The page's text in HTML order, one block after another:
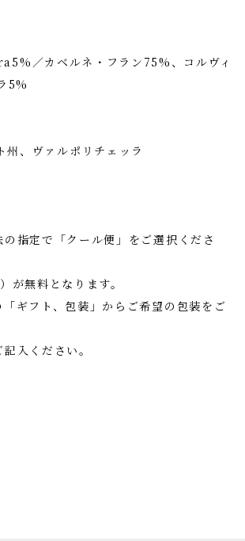
カベルネ・フラン75%、コルヴィ
5%
、ヴァルポリチェッラ
指定で「クール便」をご選択くださ
が無料となります。
ギフト、包装」からご希望の包装をご
入ください。